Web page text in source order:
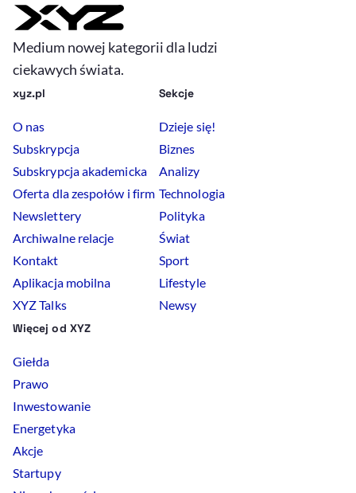
Medium nowej kategorii dla ludzi
ciekawych świata.
xyz.pl
O nas
Subskrypcja
Subskrypcja akademicka
Oferta dla zespołów i firm
Newslettery
Archiwalne relacje
Kontakt
Aplikacja mobilna
XYZ Talks
Sekcje
Dzieje się!
Biznes
Analizy
Technologia
Polityka
Świat
Sport
Lifestyle
Newsy
Więcej od XYZ
Giełda
Prawo
Inwestowanie
Energetyka
Akcje
Startupy